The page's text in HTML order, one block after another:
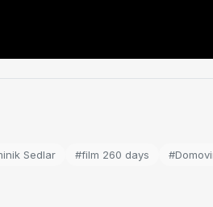
Sedlar #film 260 days